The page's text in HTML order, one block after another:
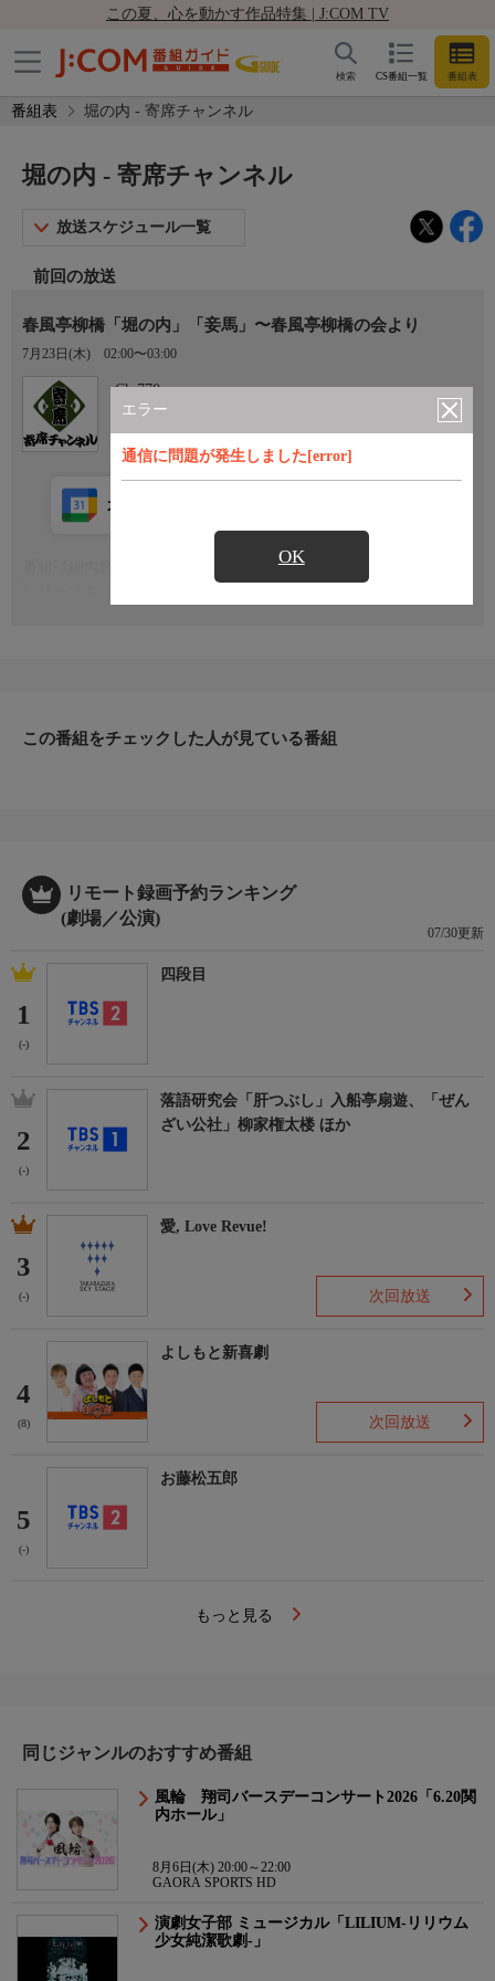
この夏、心を動かす作品特集 | J:COM TV
CS番組一覧 番組表
検索
番組表 堀の内 - 寄席チャンネル
エラー
通信に問題が発生しました[error]
OK
堀の内 - 寄席チャンネル
放送スケジュール一覧
前回の放送
春風亭柳橋「堀の内」「妾馬」〜春風亭柳橋の会より
7月23日(木) 02:00〜03:00
Ch.770
寄席チャンネル
カレンダー登録
この番組をチェックした人が見ている番組
リモート録画予約ランキング
(劇場／公演)
07/30更新
1
(-)
四段目
2
(-)
落語研究会「肝つぶし」入船亭扇遊、「ぜん
ざい公社」柳家権太楼 ほか
3
(-)
愛, Love Revue!
次回放送
4
(8)
よしもと新喜劇
次回放送
5
(-)
お藤松五郎
もっと見る
同じジャンルのおすすめ番組
風輪 翔司バースデーコンサート2026「6.20関
内ホール」
8月6日(木) 20:00～22:00
GAORA SPORTS HD
演劇女子部 ミュージカル「LILIUM-リリウム
少女純潔歌劇-」